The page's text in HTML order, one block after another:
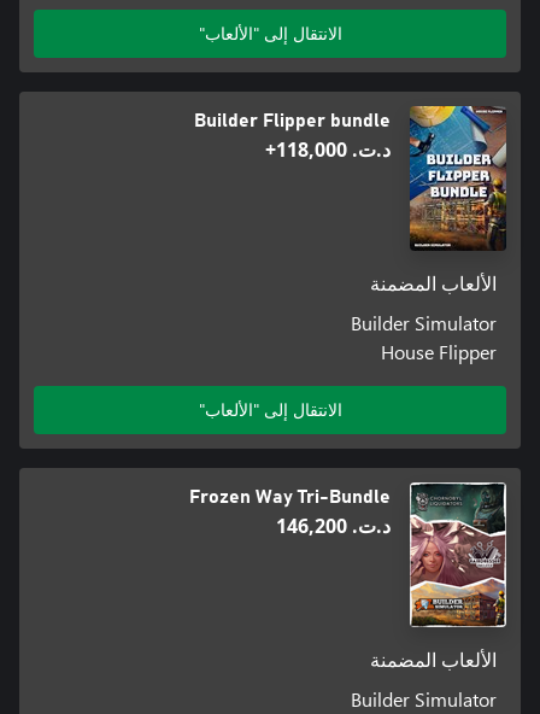
الانتقال إلى "الألعاب"
Builder Flipper bundle
د.ت.‏ 118,000+
الألعاب المضمنة
Builder Simulator
House Flipper
الانتقال إلى "الألعاب"
Frozen Way Tri-Bundle
د.ت.‏ 146,200
الألعاب المضمنة
Builder Simulator